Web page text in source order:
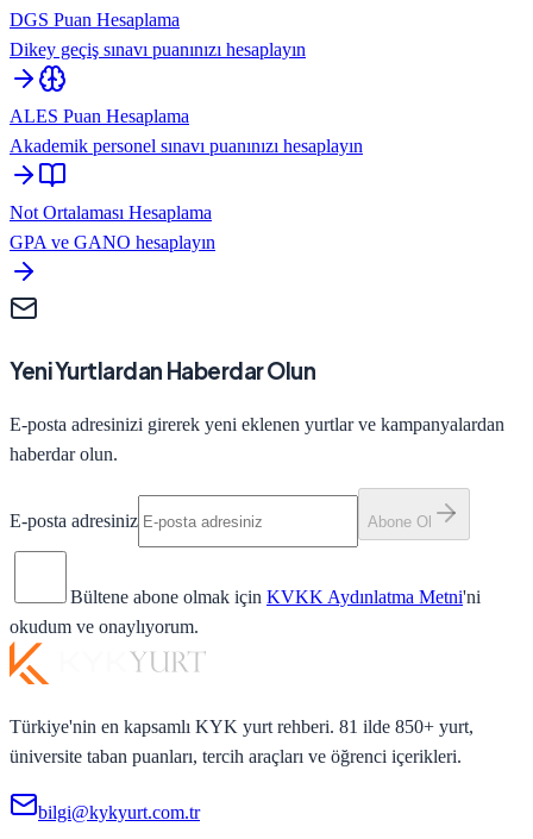
DGS Puan Hesaplama
Dikey geçiş sınavı puanınızı hesaplayın
ALES Puan Hesaplama
Akademik personel sınavı puanınızı hesaplayın
Not Ortalaması Hesaplama
GPA ve GANO hesaplayın
Yeni Yurtlardan Haberdar Olun
E-posta adresinizi girerek yeni eklenen yurtlar ve kampanyalardan
haberdar olun.
E-posta adresiniz Abone Ol
Bültene abone olmak için KVKK Aydınlatma Metni'ni
okudum ve onaylıyorum.
Türkiye'nin en kapsamlı KYK yurt rehberi. 81 ilde 850+ yurt,
üniversite taban puanları, tercih araçları ve öğrenci içerikleri.
bilgi@kykyurt.com.tr